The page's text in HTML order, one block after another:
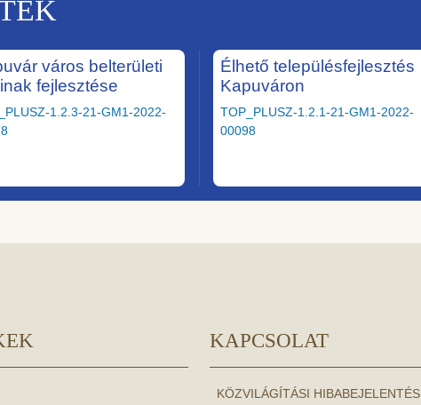
város belterületi
fejlesztése
1.2.3-21-GM1-2022-
Élhető településfejlesztés
Kapuváron
TOP_PLUSZ-1.2.1-21-GM1-2022-
00098
KAPCSOLAT
KÖZVILÁGÍTÁSI HIBABEJELENTÉS